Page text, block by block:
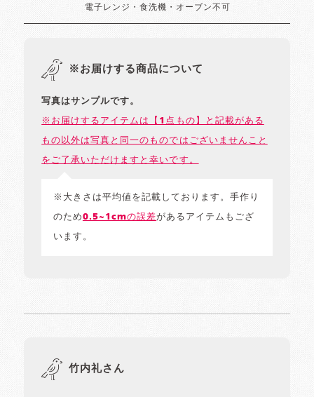
電子レンジ・食洗機・オーブン不可
※お届けする商品について
写真はサンプルです。
※お届けするアイテムは【1点もの】と記載がある
もの以外は写真と同一のものではございませんこと
をご了承いただけますと幸いです。
※大きさは平均値を記載しております。手作り
のため0.5~1cmの誤差があるアイテムもござ
います。
竹内礼さん